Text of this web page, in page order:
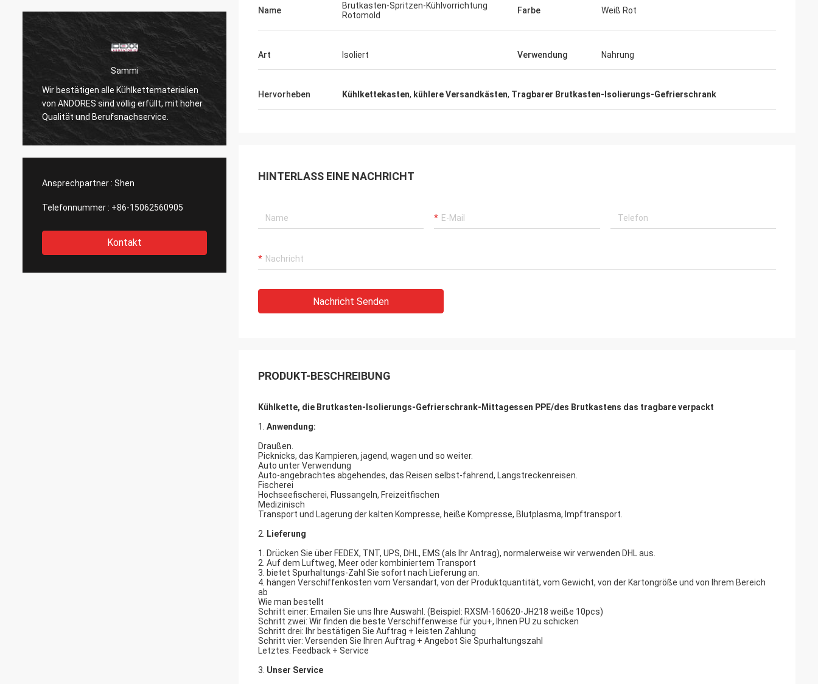
Sammi
Wir bestätigen alle Kühlkettematerialien
von ANDORES sind völlig erfüllt, mit hoher
Qualität und Berufsnachservice.
Lieven
Abkühlende PCM-Auflagen sind und so
Sammi
Wir bestätigen alle Kühlkettematerialien
Ansprechpartner : Shen
Telefonnummer : +86-15062560905
Kontakt
Name
Brutkasten-Spritzen-Kühlvorrichtung
Rotomold
Farbe Weiß Rot
Art Isoliert Verwendung Nahrung
Hervorheben Kühlkettekasten, kühlere Versandkästen, Tragbarer Brutkasten-Isolierungs-Gefrierschrank
HINTERLASS EINE NACHRICHT
Nachricht Senden
PRODUKT-BESCHREIBUNG
Kühlkette, die Brutkasten-Isolierungs-Gefrierschrank-Mittagessen PPE/des Brutkastens das tragbare verpackt
1. Anwendung:
Draußen.
Picknicks, das Kampieren, jagend, wagen und so weiter.
Auto unter Verwendung
Auto-angebrachtes abgehendes, das Reisen selbst-fahrend, Langstreckenreisen.
Fischerei
Hochseefischerei, Flussangeln, Freizeitfischen
Medizinisch
Transport und Lagerung der kalten Kompresse, heiße Kompresse, Blutplasma, Impftransport.
2.
Lieferung
1. Drücken Sie über FEDEX, TNT, UPS, DHL, EMS (als Ihr Antrag), normalerweise wir verwenden DHL aus.
2. Auf dem Luftweg, Meer oder kombiniertem Transport
3. bietet Spurhaltungs-Zahl Sie sofort nach Lieferung an.
4. hängen Verschiffenkosten vom Versandart, von der Produktquantität, vom Gewicht, von der Kartongröße und von Ihrem Bereich
ab
Wie man bestellt
Schritt einer: Emailen Sie uns Ihre Auswahl. (Beispiel: RXSM-160620-JH218 weiße 10pcs)
Schritt zwei: Wir finden die beste Verschiffenweise für you+, Ihnen PU zu schicken
Schritt drei: Ihr bestätigen Sie Auftrag + leisten Zahlung
Schritt vier: Versenden Sie Ihren Auftrag + Angebot Sie Spurhaltungszahl
Letztes: Feedback + Service
3. Unser Service